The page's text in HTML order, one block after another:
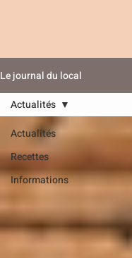
Le journal du local
Actualités
Recettes
Informations
Actualités